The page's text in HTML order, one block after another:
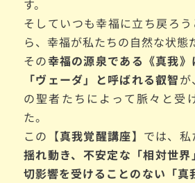
す。
そしていつも幸福に立ち戻ろ
ら、幸福が私たちの自然な状態
その幸福の源泉である《真我
「ヴェーダ」と呼ばれる叡智が
の聖者たちによって脈々と受
た。
この【真我覚醒講座】 では、私
揺れ動き、不安定な「相対世
切影響を受けることのない「